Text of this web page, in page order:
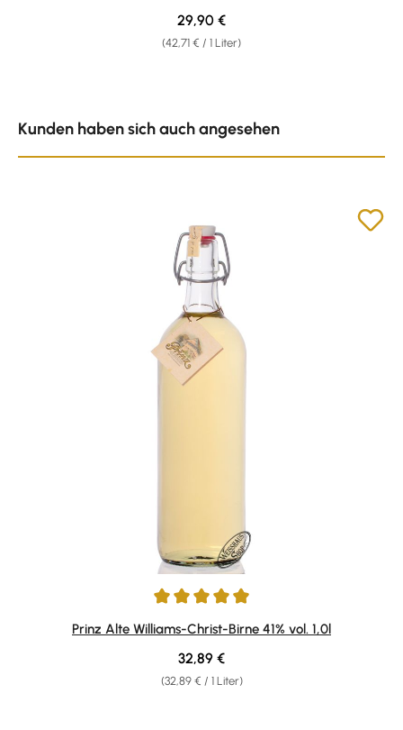
(42,71 € / 1 Liter)
Regulärer Preis:
29,90 €
Kunden haben sich auch angesehen
Durchschnittliche Bewertung von 4.95 von 5 Sternen
Prinz Alte Williams-Christ-Birne 41% vol. 1,0l
(32,89 € / 1 Liter)
Regulärer Preis:
32,89 €